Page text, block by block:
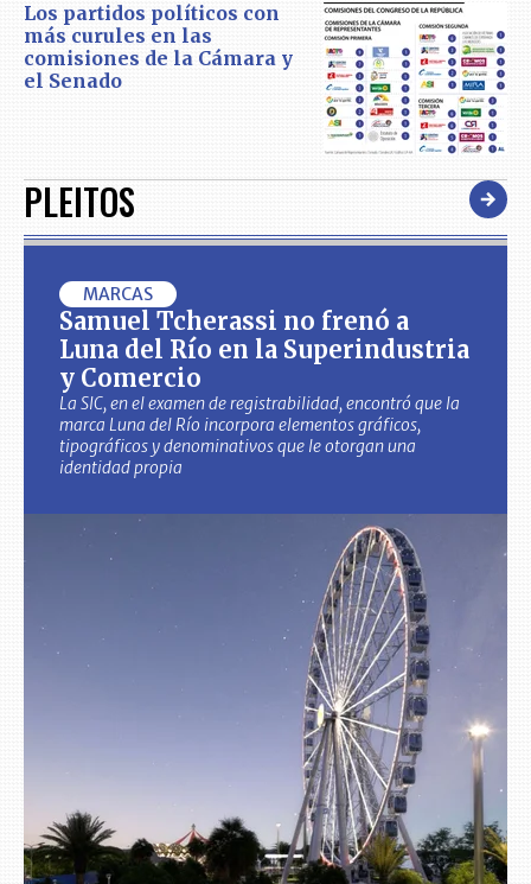
Los partidos políticos con
más curules en las
comisiones de la Cámara y
el Senado
PLEITOS
MARCAS
Samuel Tcherassi no frenó a
Luna del Río en la Superindustria
y Comercio
La SIC, en el examen de registrabilidad, encontró que la
marca Luna del Río incorpora elementos gráficos,
tipográficos y denominativos que le otorgan una
identidad propia